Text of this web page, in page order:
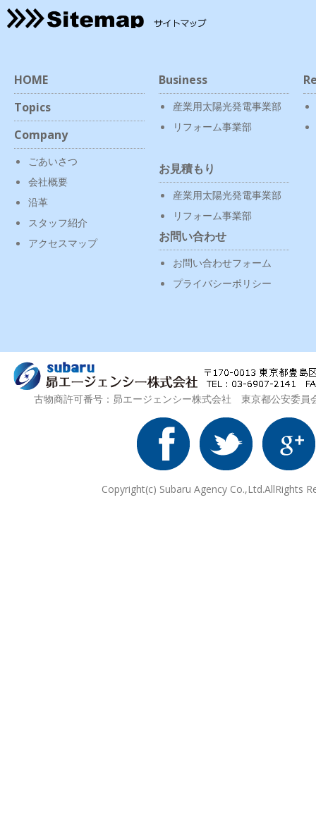
HOME
Topics
Company
ごあいさつ
会社概要
沿革
スタッフ紹介
アクセスマップ
Business
産業用太陽光発電事業部
リフォーム事業部
お見積もり
産業用太陽光発電事業部
リフォーム事業部
お問い合わせ
お問い合わせフォーム
プライバシーポリシー
古物商許可番号：昴エージェンシー株式会社 東京都公安委
Copyright(c) Subaru Agency Co.,Ltd.AllRights